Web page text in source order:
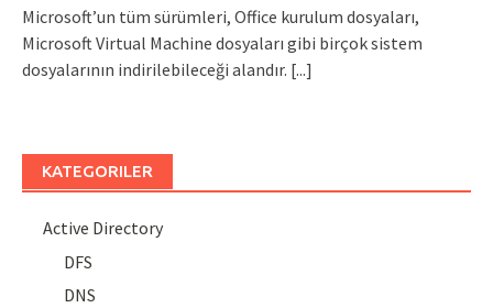
Microsoft’un tüm sürümleri, Office kurulum dosyaları,
Microsoft Virtual Machine dosyaları gibi birçok sistem
dosyalarının indirilebileceği alandır. [...]
KATEGORILER
Active Directory
DFS
DNS